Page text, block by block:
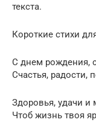
текста.
Короткие стихи
С днем рождения,
Счастья, радости,
Здоровья, удачи и
Чтоб жизнь твоя